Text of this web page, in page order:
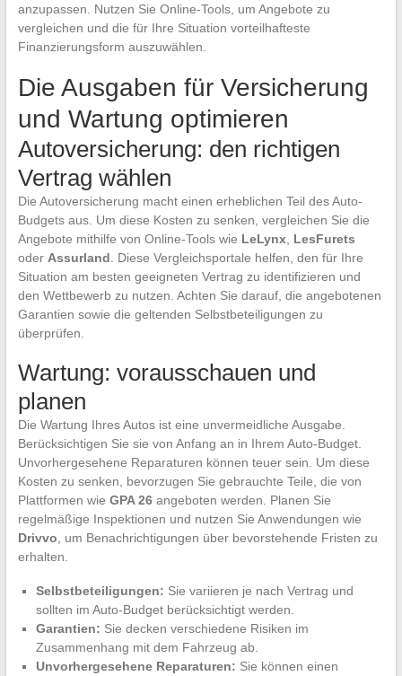
anzupassen. Nutzen Sie Online-Tools, um Angebote zu
vergleichen und die für Ihre Situation vorteilhafteste
Finanzierungsform auszuwählen.
Die Ausgaben für Versicherung
und Wartung optimieren
Autoversicherung: den richtigen
Vertrag wählen
Die Autoversicherung macht einen erheblichen Teil des Auto-
Budgets aus. Um diese Kosten zu senken, vergleichen Sie die
Angebote mithilfe von Online-Tools wie LeLynx, LesFurets
oder Assurland . Diese Vergleichsportale helfen, den für Ihre
Situation am besten geeigneten Vertrag zu identifizieren und
den Wettbewerb zu nutzen. Achten Sie darauf, die angebotenen
Garantien sowie die geltenden Selbstbeteiligungen zu
überprüfen.
Wartung: vorausschauen und
planen
Die Wartung Ihres Autos ist eine unvermeidliche Ausgabe.
Berücksichtigen Sie sie von Anfang an in Ihrem Auto-Budget.
Unvorhergesehene Reparaturen können teuer sein. Um diese
Kosten zu senken, bevorzugen Sie gebrauchte Teile, die von
Plattformen wie GPA 26angeboten werden. Planen Sie
regelmäßige Inspektionen und nutzen Sie Anwendungen wie
Drivvo , um Benachrichtigungen über bevorstehende Fristen zu
erhalten.
Selbstbeteiligungen: Sie variieren je nach Vertrag und
sollten im Auto-Budget berücksichtigt werden.
Garantien: Sie decken verschiedene Risiken im
Zusammenhang mit dem Fahrzeug ab.
Unvorhergesehene Reparaturen: Sie können einen